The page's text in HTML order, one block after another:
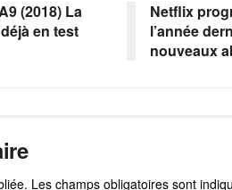
(2018) La
en test
Netflix
l’année
nouveaux
Les champs obligatoires sont